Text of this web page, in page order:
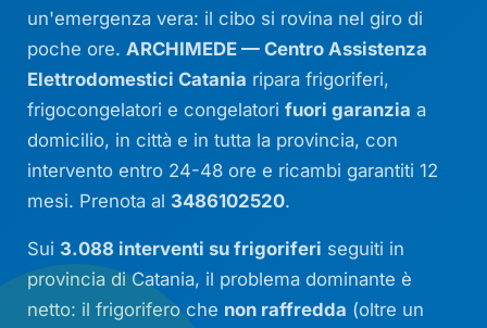
un'emergenza vera: il cibo si rovina nel giro di
poche ore. ARCHIMEDE — Centro Assistenza
Elettrodomestici Catania ripara frigoriferi,
frigocongelatori e congelatorifuori garanzia a
domicilio, in città e in tutta la provincia, con
intervento entro 24-48 ore e ricambi garantiti 12
mesi. Prenota al 3486102520.
Sui 3.088 interventi su frigoriferi seguiti in
provincia di Catania, il problema dominante è
netto: il frigorifero che non raffredda (oltre un